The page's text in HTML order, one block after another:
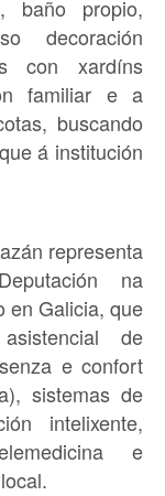
baño propio,
decoración
con xardíns
familiar e a
buscando
á institución
representa
na
en Galicia, que
de
e confort
sistemas de
intelixente,
e